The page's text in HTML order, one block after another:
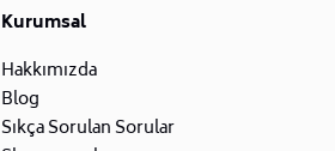
Kurumsal
Hakkımızda
Blog
Sıkça Sorulan Sorular